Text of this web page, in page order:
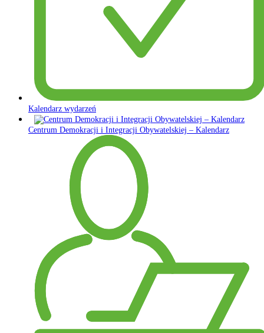
Kalendarz wydarzeń
Centrum Demokracji i Integracji Obywatelskiej – Kalendarz